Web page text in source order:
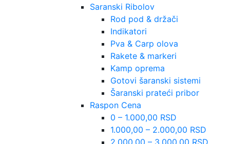
Saranski Ribolov
Rod pod & držači
Indikatori
Pva & Carp olova
Rakete & markeri
Kamp oprema
Gotovi šaranski sistemi
Šaranski prateći pribor
Raspon Cena
0 – 1.000,00 RSD
1.000,00 – 2.000,00 RSD
2.000,00 – 3.000,00 RSD